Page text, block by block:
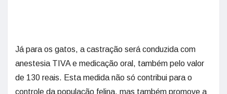
Já para os gatos, a castração será conduzida com
anestesia TIVA e medicação oral, também pelo valor
de 130 reais. Esta medida não só contribui para o
controle da população felina, mas também promove a